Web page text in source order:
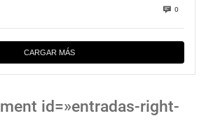
0
CARGAR MÁS
id=»entradas-right-